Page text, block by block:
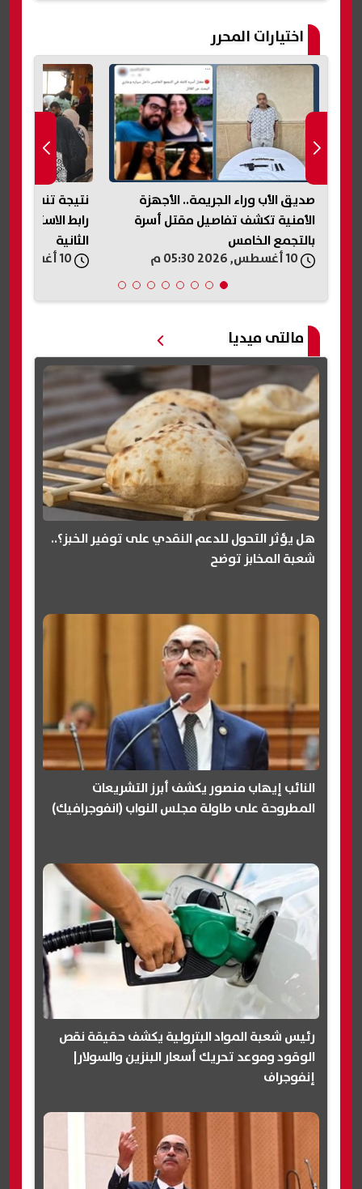
اختيارات المحرر
رابط الاستعلام وتفاصيل المرحلة
الثانية
الأولى.. رابط
معرفة الكلية
مالتى ميديا
هل يؤثر التحول للدعم النقدي على توفير الخبز؟..
شعبة المخابز توضح
النائب إيهاب منصور يكشف أبرز التشريعات
المطروحة على طاولة مجلس النواب (انفوجرافيك)
رئيس شعبة المواد البترولية يكشف حقيقة نقص
الوقود وموعد تحريك أسعار البنزين والسولار|
إنفوجراف